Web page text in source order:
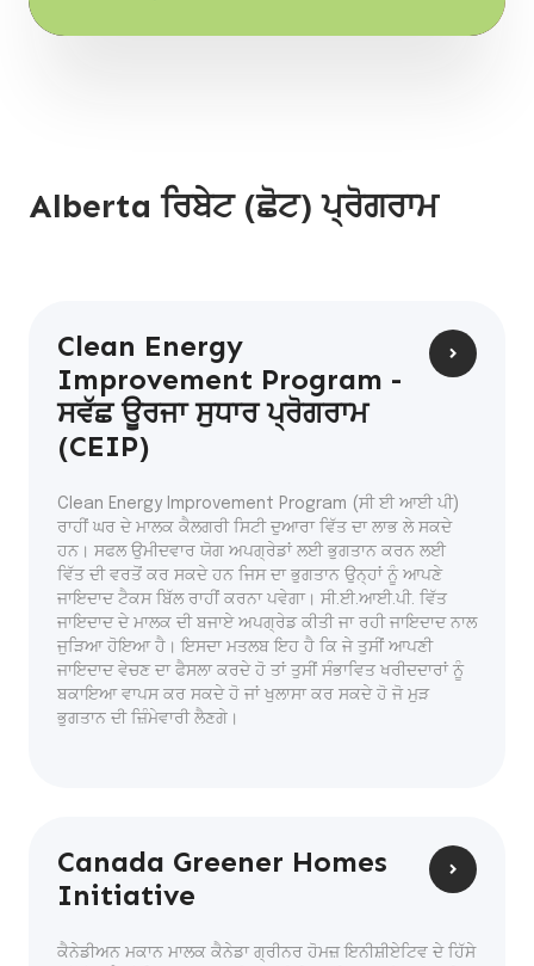
Alberta ਰਿਬੇਟ (ਛੋਟ) ਪ੍ਰੋਗਰਾਮ
Clean Energy
Improvement Program -
ਸਵੱਛ ਊਰਜਾ ਸੁਧਾਰ ਪ੍ਰੋਗਰਾਮ
(CEIP)
Clean Energy Improvement Program (ਸੀ ਈ ਆਈ ਪੀ)
ਰਾਹੀਂ ਘਰ ਦੇ ਮਾਲਕ ਕੈਲਗਰੀ ਸਿਟੀ ਦੁਆਰਾ ਵਿੱਤ ਦਾ ਲਾਭ ਲੇ ਸਕਦੇ
ਹਨ। ਸਫਲ ਉਮੀਦਵਾਰ ਯੋਗ ਅਪਗ੍ਰੇਡਾਂ ਲਈ ਭੁਗਤਾਨ ਕਰਨ ਲਈ
ਵਿੱਤ ਦੀ ਵਰਤੋਂ ਕਰ ਸਕਦੇ ਹਨ ਜਿਸ ਦਾ ਭੁਗਤਾਨ ਉਨ੍ਹਾਂ ਨੂੰ ਆਪਣੇ
ਜਾਇਦਾਦ ਟੈਕਸ ਬਿੱਲ ਰਾਹੀਂ ਕਰਨਾ ਪਵੇਗਾ। ਸੀ.ਈ.ਆਈ.ਪੀ. ਵਿੱਤ
ਜਾਇਦਾਦ ਦੇ ਮਾਲਕ ਦੀ ਬਜਾਏ ਅਪਗ੍ਰੇਡ ਕੀਤੀ ਜਾ ਰਹੀ ਜਾਇਦਾਦ ਨਾਲ
ਜੁੜਿਆ ਹੋਇਆ ਹੈ। ਇਸਦਾ ਮਤਲਬ ਇਹ ਹੈ ਕਿ ਜੇ ਤੁਸੀਂ ਆਪਣੀ
ਜਾਇਦਾਦ ਵੇਚਣ ਦਾ ਫੈਸਲਾ ਕਰਦੇ ਹੋ ਤਾਂ ਤੁਸੀਂ ਸੰਭਾਵਿਤ ਖਰੀਦਦਾਰਾਂ ਨੂੰ
ਬਕਾਇਆ ਵਾਪਸ ਕਰ ਸਕਦੇ ਹੋ ਜਾਂ ਖੁਲਾਸਾ ਕਰ ਸਕਦੇ ਹੋ ਜੋ ਮੁੜ
ਭੁਗਤਾਨ ਦੀ ਜ਼ਿੰਮੇਵਾਰੀ ਲੈਣਗੇ।
Canada Greener Homes
Initiative
ਕੈਨੇਡੀਅਨ ਮਕਾਨ ਮਾਲਕ ਕੈਨੇਡਾ ਗ੍ਰੀਨਰ ਹੋਮਜ਼ ਇਨੀਸ਼ੀਏਟਿਵ ਦੇ ਹਿੱਸੇ